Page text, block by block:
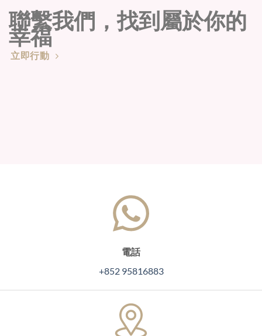
聯繫我們，找到屬於你的
幸福
立即行動
電話
+852 95816883